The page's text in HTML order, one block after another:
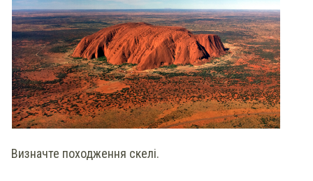
Визначте походження скелі.